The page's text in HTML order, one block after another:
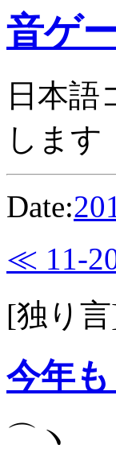
音ゲ
日本
します
Date:
≪ 11-
[独り
今年